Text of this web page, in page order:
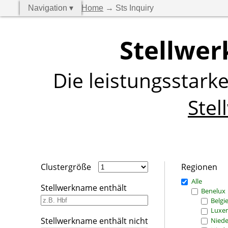
Navigation ▾ Home → Sts Inquiry
Die
Clustergröße
Stellwerkname enthält
Stellwerkname enthält nicht
Regionen
Alle
Benelux